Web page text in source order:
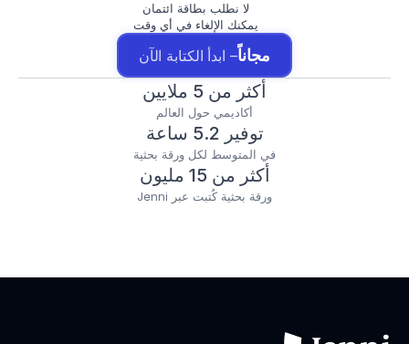
لا نطلب بطاقة ائتمان
يمكنك الإلغاء في أي وقت
مجاناً– ابدأ الكتابة الآن
أكثر من 5 ملايين
أكاديمي حول العالم
توفير 5.2 ساعة
في المتوسط لكل ورقة بحثية
أكثر من 15 مليون
ورقة بحثية كُتبت عبر Jenni